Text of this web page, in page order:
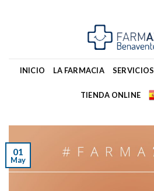
INICIO LA FARMACIA SERVICIOS
TIENDA ONLINE
01
May